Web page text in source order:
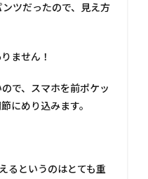
ツだったので、見え方
ません！
で、スマホを前ポケッ
にめり込みます。
るというのはとても重